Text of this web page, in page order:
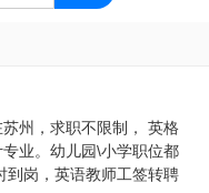
州，求职不限制， 英格
业。幼儿园\小学职位都
到岗，英语教师工签转聘